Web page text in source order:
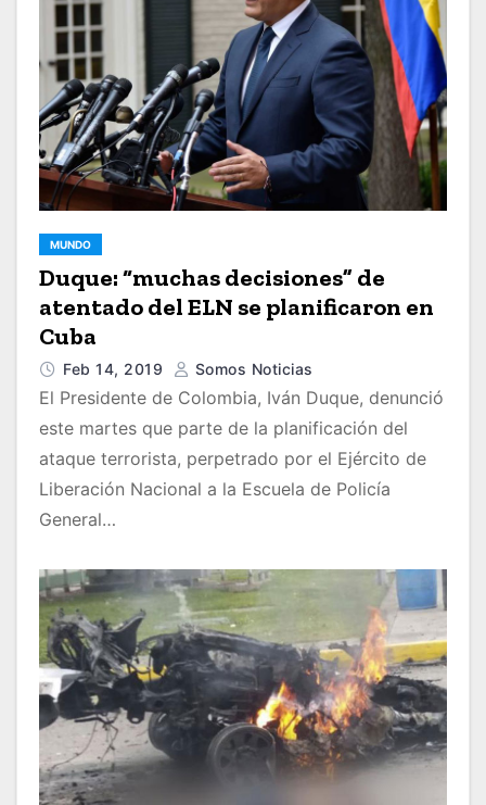
MUNDO
Duque: “muchas decisiones” de
atentado del ELN se planificaron en
Cuba
Feb 14, 2019 Somos Noticias
El Presidente de Colombia, Iván Duque, denunció
este martes que parte de la planificación del
ataque terrorista, perpetrado por el Ejército de
Liberación Nacional a la Escuela de Policía
General…